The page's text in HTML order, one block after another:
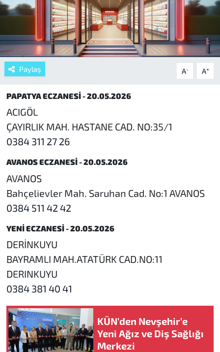
Paylaş A- A+
PAPATYA ECZANESİ - 20.05.2026
ACIGÖL
ÇAYIRLIK MAH. HASTANE CAD. NO:35/1
0384 311 27 26
AVANOS ECZANESİ - 20.05.2026
AVANOS
Bahçelievler Mah. Saruhan Cad. No:1 AVANOS
0384 511 42 42
YENİ ECZANESİ - 20.05.2026
DERİNKUYU
BAYRAMLI MAH.ATATÜRK CAD.NO:11
DERINKUYU
0384 381 40 41
KÜN'den Nevşehir’e
Yeni Ağız ve Diş Sağlığı
Merkezi